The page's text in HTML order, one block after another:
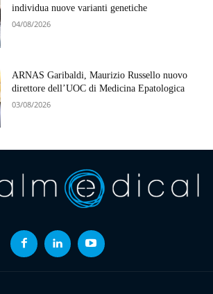
individua nuove varianti genetiche
04/08/2026
ARNAS Garibaldi, Maurizio Russello nuovo
direttore dell’UOC di Medicina Epatologica
03/08/2026